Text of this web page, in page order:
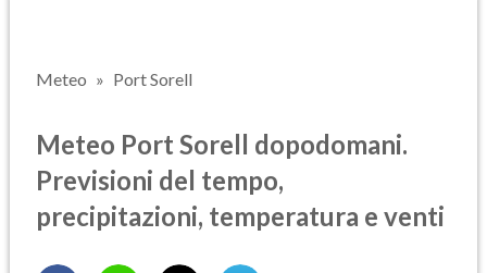
Meteo Port Sorell
Meteo Port Sorell dopodomani.
Previsioni del tempo,
precipitazioni, temperatura e venti